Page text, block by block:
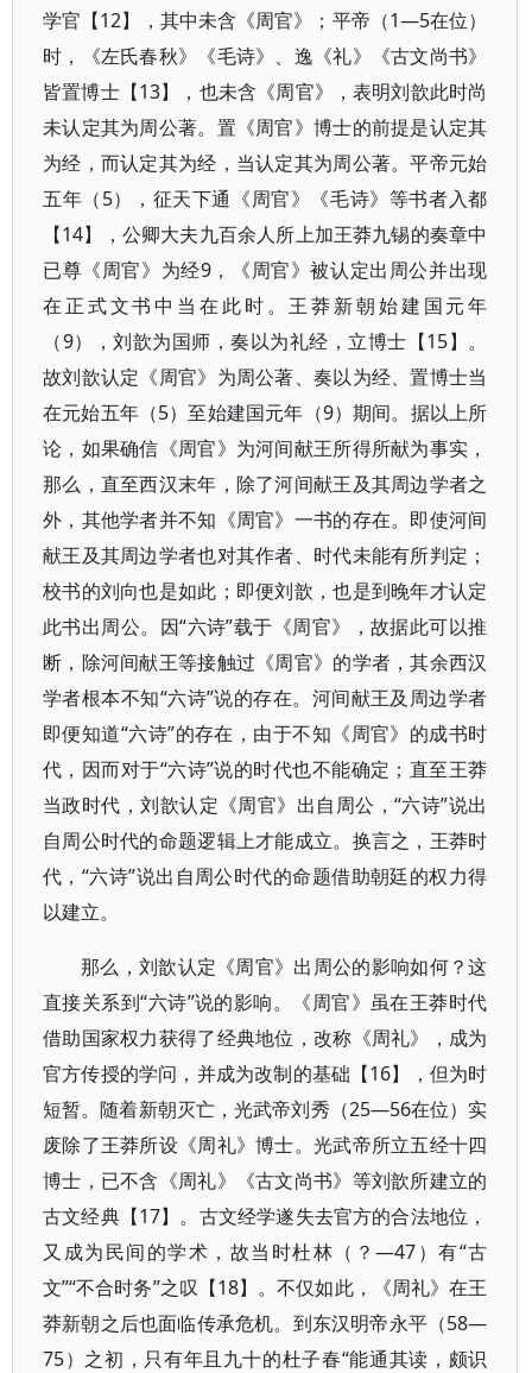
学官【12】，其中未含《周官》；平帝（1—5在位）
时，《左氏春秋》《毛诗》、逸《礼》《古文尚书》
皆置博士【13】，也未含《周官》，表明刘歆此时尚
未认定其为周公著。置《周官》博士的前提是认定其
为经，而认定其为经，当认定其为周公著。平帝元始
五年（5），征天下通《周官》《毛诗》等书者入都
【14】，公卿大夫九百余人所上加王莽九锡的奏章中
已尊《周官》为经9，《周官》被认定出周公并出现
在正式文书中当在此时。王莽新朝始建国元年
（9），刘歆为国师，奏以为礼经，立博士【15】。
故刘歆认定《周官》为周公著、奏以为经、置博士当
在元始五年（5）至始建国元年（9）期间。据以上所
论，如果确信《周官》为河间献王所得所献为事实，
那么，直至西汉末年，除了河间献王及其周边学者之
外，其他学者并不知《周官》一书的存在。即使河间
献王及其周边学者也对其作者、时代未能有所判定；
校书的刘向也是如此；即便刘歆，也是到晚年才认定
此书出周公。因“六诗”载于《周官》，故据此可以推
断，除河间献王等接触过《周官》的学者，其余西汉
学者根本不知“六诗”说的存在。河间献王及周边学者
即便知道“六诗”的存在，由于不知《周官》的成书时
代，因而对于“六诗”说的时代也不能确定；直至王莽
当政时代，刘歆认定《周官》出自周公，“六诗”说出
自周公时代的命题逻辑上才能成立。换言之，王莽时
代，“六诗”说出自周公时代的命题借助朝廷的权力得
以建立。
那么，刘歆认定《周官》出周公的影响如何？这
直接关系到“六诗”说的影响。《周官》虽在王莽时代
借助国家权力获得了经典地位，改称《周礼》，成为
官方传授的学问，并成为改制的基础【16】，但为时
短暂。随着新朝灭亡，光武帝刘秀（25—56在位）实
废除了王莽所设《周礼》博士。光武帝所立五经十四
博士，已不含《周礼》《古文尚书》等刘歆所建立的
古文经典【17】。古文经学遂失去官方的合法地位，
又成为民间的学术，故当时杜林（？—47）有“古
文”“不合时务”之叹【18】。不仅如此，《周礼》在王
莽新朝之后也面临传承危机。到东汉明帝永平（58—
75）之初，只有年且九十的杜子春“能通其读，颇识